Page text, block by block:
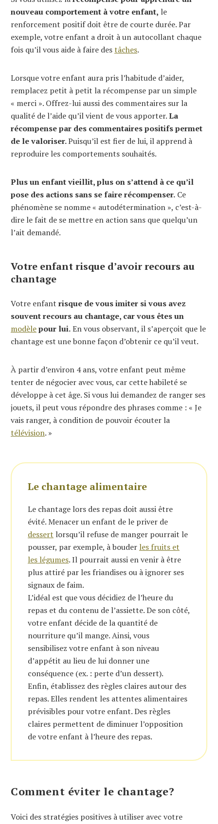
nouveau comportement à votre enfant, le
renforcement positif doit être de courte durée. Par
exemple, votre enfant a droit à un autocollant chaque
fois qu’il vous aide à faire destâches.
Lorsque votre enfant aura pris l’habitude d’aider,
remplacez petit à petit la récompense par un simple
« merci ». Offrez-lui aussi des commentaires sur la
qualité de l’aide qu’il vient de vous apporter.La
récompense par des commentaires positifs permet
de le valoriser.Puisqu’il est fier de lui, il apprend à
reproduire les comportements souhaités.
Plus un enfant vieillit, plus on s’attend à ce qu’il
pose des actions sans se faire récompenser. Ce
phénomène se nomme « autodétermination », c’est-à-
dire le fait de se mettre en action sans que quelqu’un
l’ait demandé.
Votre enfant risque d’avoir recours au
chantage
Votre enfant risque de vous imiter si vous avez
souvent recours au chantage, car vous êtes un
modèlepour lui.En vous observant, il s’aperçoit que le
chantage est une bonne façon d’obtenir ce qu’il veut.
À partir d’environ 4 ans, votre enfant peut même
tenter de négocier avec vous, car cette habileté se
développe à cet âge. Si vous lui demandez de ranger ses
jouets, il peut vous répondre des phrases comme : « Je
vais ranger, à condition de pouvoir écouter la
télévision. »
Le chantage alimentaire
Le chantage lors des repas doit aussi être
évité. Menacer un enfant de le priver de
dessert lorsqu’il refuse de manger pourrait le
pousser, par exemple, à bouder les fruits et
les légumes. Il pourrait aussi en venir à être
plus attiré par les friandises ou à ignorer ses
signaux de faim.
L’idéal est que vous décidiez de l’heure du
repas et du contenu de l’assiette. De son côté,
votre enfant décide de la quantité de
nourriture qu’il mange. Ainsi, vous
sensibilisez votre enfant à son niveau
d’appétit au lieu de lui donner une
conséquence (ex. : perte d’un dessert).
Enfin, établissez des règles claires autour des
repas. Elles rendent les attentes alimentaires
prévisibles pour votre enfant. Des règles
claires permettent de diminuer l’opposition
de votre enfant à l’heure des repas.
Comment éviter le chantage?
Voici des stratégies positives à utiliser avec votre